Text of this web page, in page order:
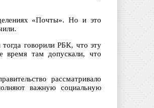
«Почты». Но и это
говорили РБК, что эту
время там допускали, что
рассматривало
важную социальную